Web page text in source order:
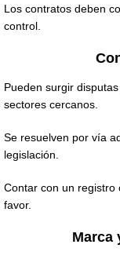
Los contratos deben
control.
Pueden surgir
sectores cercanos.
Se resuelven por vía
legislación.
Contar con un registro
favor.
Marca